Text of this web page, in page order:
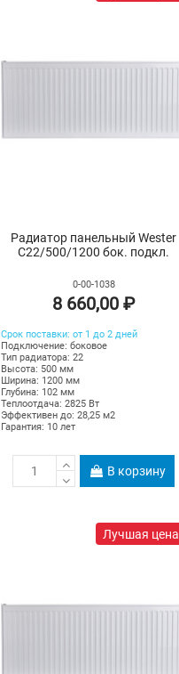
Радиатор панельный Wester
C22/500/1200 бок. подкл.
0-00-1038
8 660,00 ₽
Срок поставки: от 1 до 2 дней
Подключение: боковое
Тип радиатора: 22
Высота: 500 мм
Ширина: 1200 мм
Глубина: 102 мм
Теплоотдача: 2825 Вт
Эффективен до: 28,25 м2
Гарантия: 10 лет
В корзину
Лучшая цена